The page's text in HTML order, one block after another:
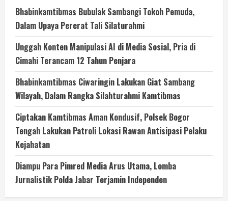
Bhabinkamtibmas Bubulak Sambangi Tokoh Pemuda,
Dalam Upaya Pererat Tali Silaturahmi
Unggah Konten Manipulasi AI di Media Sosial, Pria di
Cimahi Terancam 12 Tahun Penjara
Bhabinkamtibmas Ciwaringin Lakukan Giat Sambang
Wilayah, Dalam Rangka Silahturahmi Kamtibmas
Ciptakan Kamtibmas Aman Kondusif, Polsek Bogor
Tengah Lakukan Patroli Lokasi Rawan Antisipasi Pelaku
Kejahatan
Diampu Para Pimred Media Arus Utama, Lomba
Jurnalistik Polda Jabar Terjamin Independen